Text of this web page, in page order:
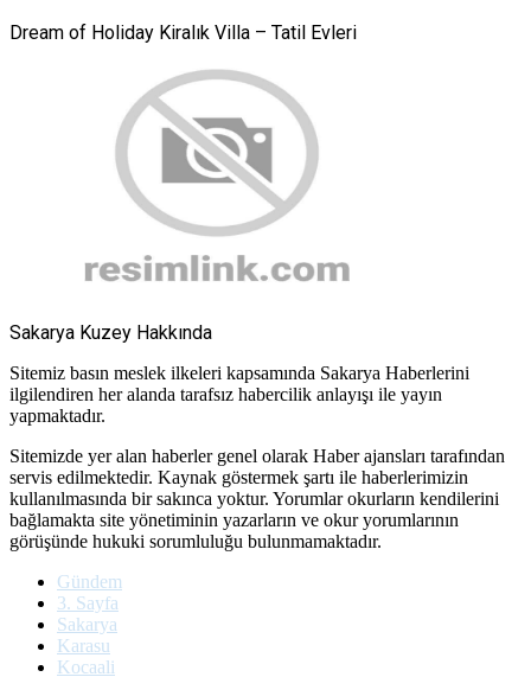
Dream of Holiday Kiralık Villa – Tatil Evleri
Sakarya Kuzey Hakkında
Sitemiz basın meslek ilkeleri kapsamında Sakarya Haberlerini
ilgilendiren her alanda tarafsız habercilik anlayışı ile yayın
yapmaktadır.
Sitemizde yer alan haberler genel olarak Haber ajansları tarafından
servis edilmektedir. Kaynak göstermek şartı ile haberlerimizin
kullanılmasında bir sakınca yoktur. Yorumlar okurların kendilerini
bağlamakta site yönetiminin yazarların ve okur yorumlarının
görüşünde hukuki sorumluluğu bulunmamaktadır.
Gündem
3. Sayfa
Sakarya
Karasu
Kocaali